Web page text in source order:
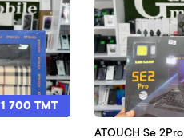
1 700 TMT
ATOUCH Se 2Pro